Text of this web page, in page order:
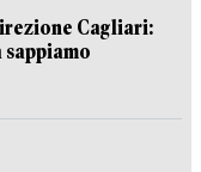
Cagliari:
sappiamo